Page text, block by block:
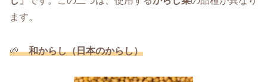
ます。
🌱和からし（日本のからし）